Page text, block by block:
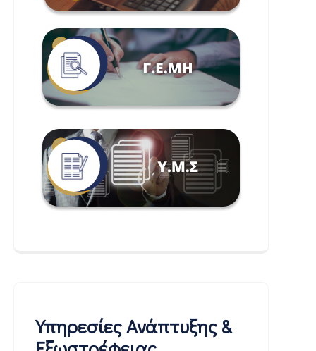
Υπηρεσίες Ανάπτυξης &